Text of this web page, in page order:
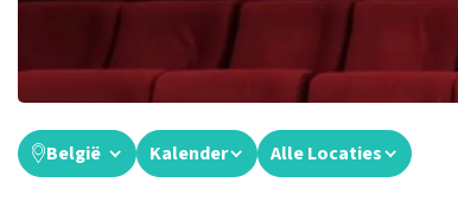
België Kalender Alle Locaties